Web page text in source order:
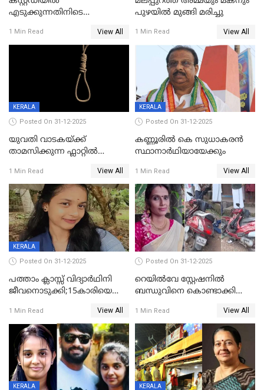
എടുക്കുന്നതിനിടെ
വധശ്രമക്കേസ് പ്രതി പിടിയിൽ
1 Min Read View All
പുഴയിൽ മുങ്ങി മരിച്ചു
1 Min Read View All
KERALA
Posted On 31-12-2025
യുവതി വാടകയ്ക്ക്
താമസിക്കുന്ന ഫ്ലാറ്റില്‍
സംഭവം കൈതപ്പൊയിലില്‍
1 Min Read View All
KERALA
Posted On 31-12-2025
കണ്ണൂരിൽ കെ സുധാകരൻ
സ്ഥാനാർഥിയായേക്കും
1 Min Read View All
KERALA
Posted On 31-12-2025
പത്താം ക്ലാസ്സ് വിദ്യാര്‍ഥിനി
ജീവനൊടുക്കി;15കാരിയെ
കിടപ്പുമുറിയില്‍ തൂങ്ങി മരിച്ച
നിലയിൽ
1 Min Read View All
Posted On 31-12-2025
റെയിൽവേ സ്റ്റേഷനിൽ
ബന്ധുവിനെ കൊണ്ടാക്കി
ലോറി സ്കൂട്ടറിൽ ഇടിച്ചു :
യുവതിക്ക് ദാരുണാന്ത്യം
1 Min Read View All
KERALA KERALA